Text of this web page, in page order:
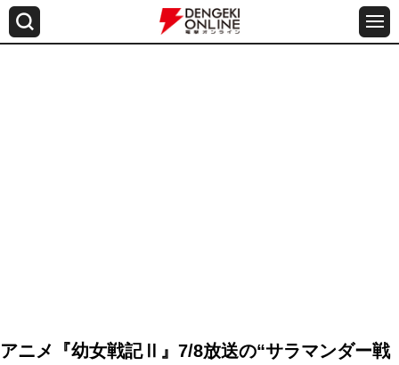
アニメ『幼女戦記Ⅱ』7/8放送の“サラマンダー戦